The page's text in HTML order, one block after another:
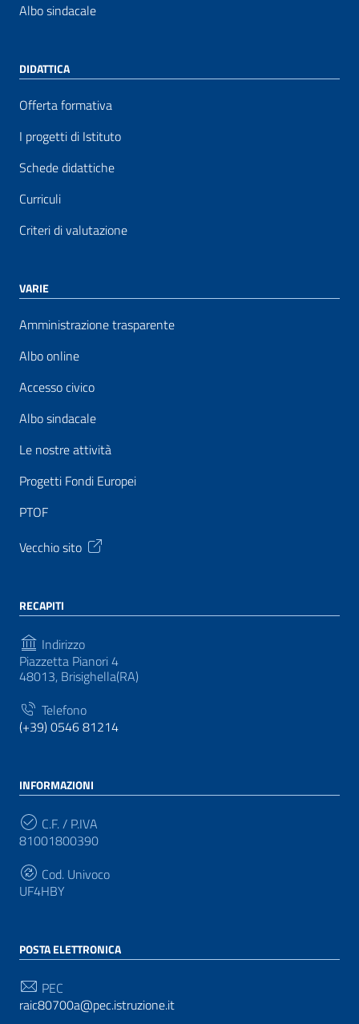
Albo sindacale
DIDATTICA
Offerta formativa
I progetti di Istituto
Schede didattiche
Curriculi
Criteri di valutazione
VARIE
Amministrazione trasparente
Albo online
Accesso civico
Albo sindacale
Le nostre attività
Progetti Fondi Europei
PTOF
Vecchio sito
RECAPITI
Indirizzo
Piazzetta Pianori 4
48013, Brisighella(RA)
Telefono
(+39) 0546 81214
INFORMAZIONI
C.F. / P.IVA
81001800390
Cod. Univoco
UF4HBY
POSTA ELETTRONICA
PEC
raic80700a@pec.istruzione.it